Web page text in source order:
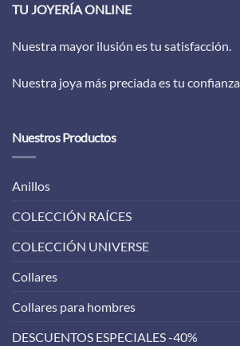
TU JOYERÍA ONLINE
Nuestra mayor ilusión es tu satisfacción.
Nuestra joya más preciada es tu confianza.
Nuestros Productos
Anillos
COLECCIÓN RAÍCES
COLECCIÓN UNIVERSE
Collares
Collares para hombres
DESCUENTOS ESPECIALES -40%